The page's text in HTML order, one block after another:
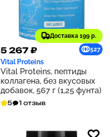
Доставка 199 р.
5 267 ₽ 527
Vital Proteins
Vital Proteins, пептиды
коллагена, без вкусовых
добавок, 567 г (1,25 фунта)
5 1 отзыв